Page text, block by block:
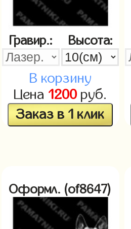
Гравир.: Высота:
В корзину
Цена 1200руб.
Заказ в 1 клик
Оформл. (of8647)